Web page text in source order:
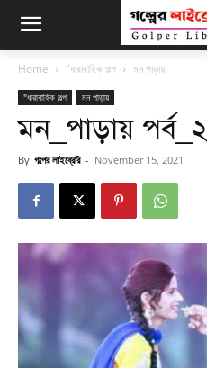
Home "ধারাবাহিক গল্প মন পাড়ায়
"ধারাবাহিক গল্প মন পাড়ায়
মন_পাড়ায় পর্ব_২
By গল্পের লাইব্রেরি - November 15, 2021